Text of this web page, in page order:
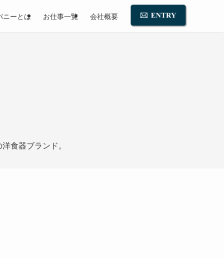
ニーとは お仕事一覧 会社概要
食器ブランド。